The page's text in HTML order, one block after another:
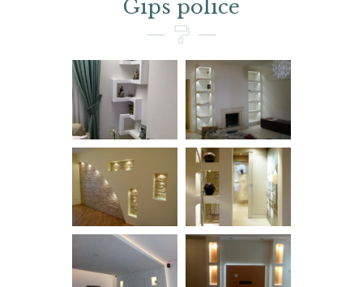
Gips police